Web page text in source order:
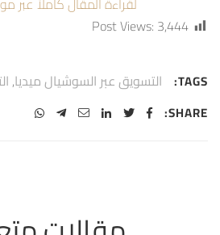
Post Views: 3,444
TAGS: التسويق عبر السوشيال ميديا,
SHARE: